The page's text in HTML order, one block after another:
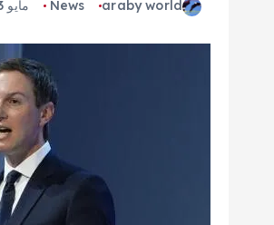
araby world
News مايو 23, 2026